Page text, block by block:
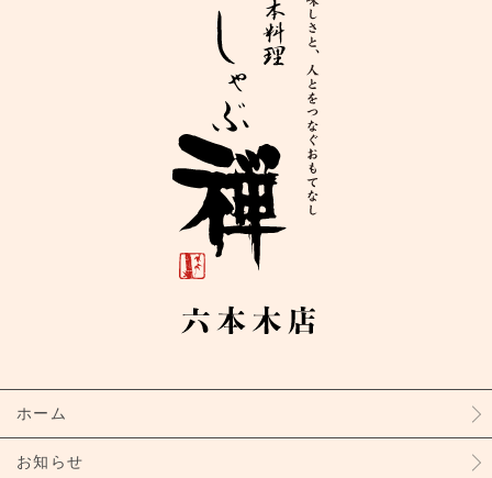
ホーム
お知らせ